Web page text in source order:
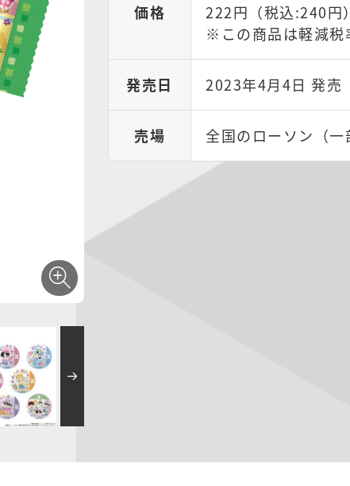
価格
222円（税込:240円）
※この商品は軽減税
発売日 2023年4月4日 発売
売場 全国のローソン（一